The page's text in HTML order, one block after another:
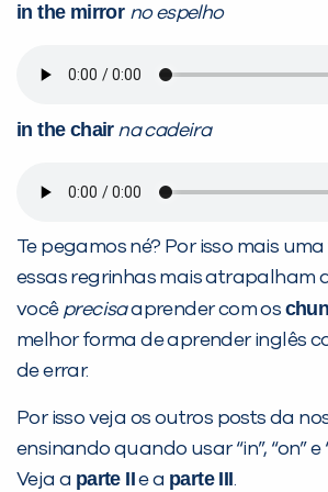
in the mirror no espelho
in the chairna cadeira
Te pegamos né? Por isso mais
essas regrinhas mais atrapalham
você precisaaprender com os
melhor forma de aprender inglês
de errar.
Por isso veja os outros posts da
ensinando quando usar “in”, “on” e
Veja a parte IIe a parte III.